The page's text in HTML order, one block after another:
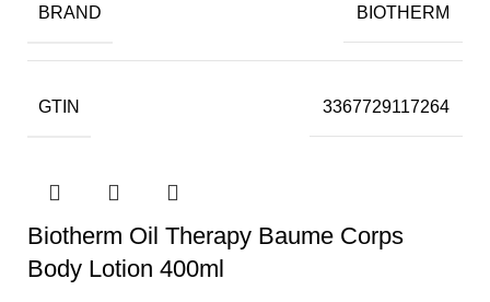
BRAND BIOTHERM
GTIN 3367729117264
Biotherm Oil Therapy Baume Corps
Body Lotion 400ml